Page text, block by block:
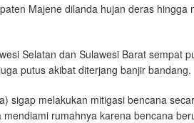
Majene dilanda hujan deras hingga
Selatan dan Sulawesi Barat sempat
putus akibat diterjang banjir bandang.
sigap melakukan mitigasi bencana
rumahnya karena bencana